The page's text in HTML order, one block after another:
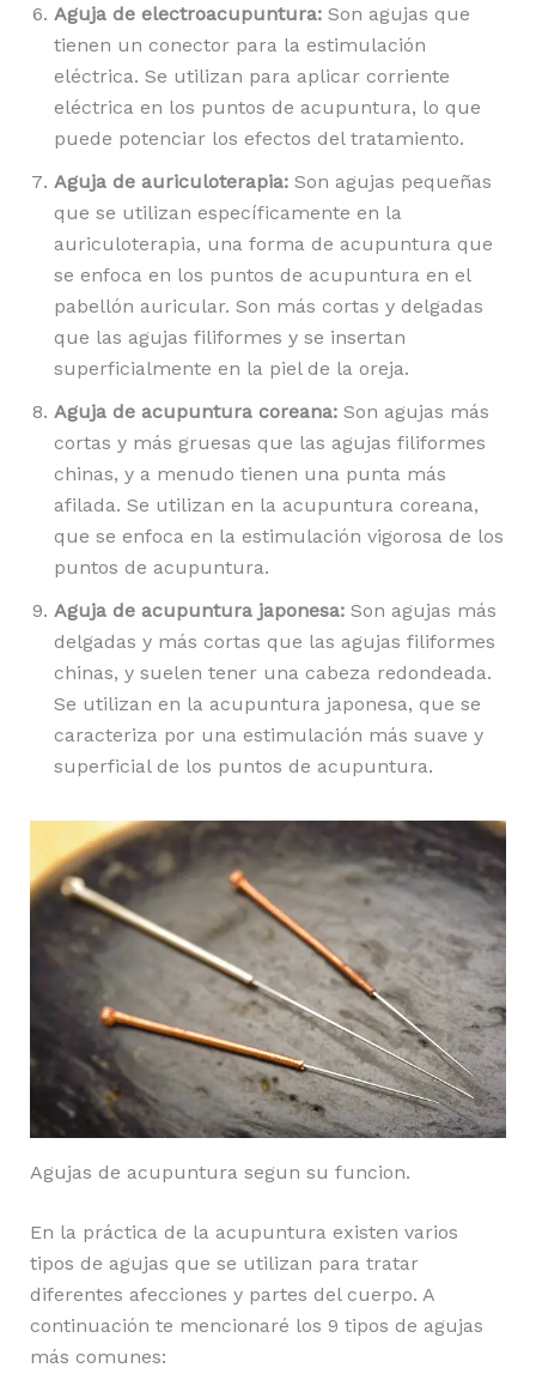
Aguja de electroacupuntura:Son agujas que
tienen un conector para la estimulación
eléctrica. Se utilizan para aplicar corriente
eléctrica en los puntos de acupuntura, lo que
puede potenciar los efectos del tratamiento.
Aguja de auriculoterapia: Son agujas pequeñas
que se utilizan específicamente en la
auriculoterapia, una forma de acupuntura que
se enfoca en los puntos de acupuntura en el
pabellón auricular. Son más cortas y delgadas
que las agujas filiformes y se insertan
superficialmente en la piel de la oreja.
Aguja de acupuntura coreana:Son agujas más
cortas y más gruesas que las agujas filiformes
chinas, y a menudo tienen una punta más
afilada. Se utilizan en la acupuntura coreana,
que se enfoca en la estimulación vigorosa de los
puntos de acupuntura.
Aguja de acupuntura japonesa:Son agujas más
delgadas y más cortas que las agujas filiformes
chinas, y suelen tener una cabeza redondeada.
Se utilizan en la acupuntura japonesa, que se
caracteriza por una estimulación más suave y
superficial de los puntos de acupuntura.
Agujas de acupuntura segun su funcion.
En la práctica de la acupuntura existen varios
tipos de agujas que se utilizan para tratar
diferentes afecciones y partes del cuerpo. A
continuación te mencionaré los 9 tipos de agujas
más comunes: